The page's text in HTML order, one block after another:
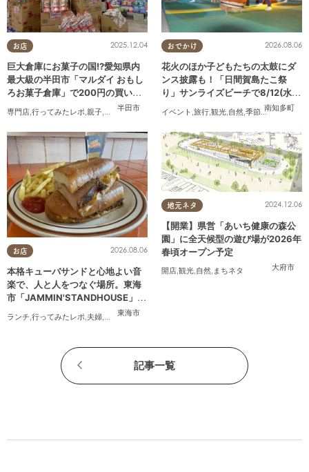
お店
半田市
2025.12.04
巨大倉庫にお菓子の国!?愛知県内
最大級の半田市「マルダイ おもし
ろお菓子倉庫」で200円の買い物
専門店 行ってみたレポ 親子 家族
おでかけ
南知多町
2026.08.06
花火のほか子どもたちの太鼓にダ
ンス披露も！「日間賀島たこ祭
り」サンライズビーチで8/12(水)
イベント 旅行 観光 自然 季節ネタ ,花火
お店
東海市
2026.08.06
本格キューバサンドと心地よい音
楽で、人と人をつなぐ場所。東海
市「JAMMIN'STANDHOUSE」に
ランチ 行ってみたレポ 夫婦 おひとりさま
地元ネタ
大府市
2024.12.06
【開業】県営「あいち健康の森公
園」に全天候型の遊び場が2026年
春頃オープン予定
開店,観光,自然, まちネタ
記事一覧